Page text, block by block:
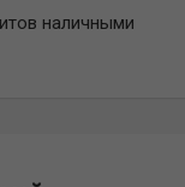
наличными